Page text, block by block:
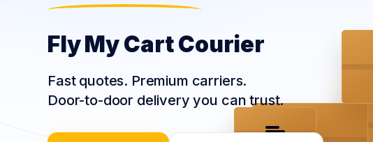
Fly My Cart Courier
Fast quotes. Premium carriers.
Door-to-door delivery you can trust.